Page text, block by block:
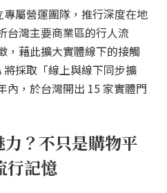
屬營運團隊，推行深度在地
台灣主要商業區的行人流
，藉此擴大實體線下的接觸
採取「線上與線下同步擴
內，於台灣開出 15 家實體門
？不只是購物平
行記憶